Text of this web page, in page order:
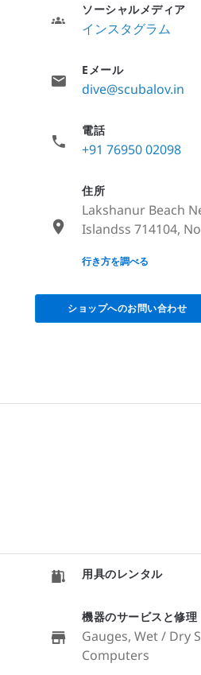
ソーシャルメディア
インスタグラム
Eメール
dive@scubalov.in
電話
+91 76950 02098
住所
Lakshanur Beach
Islandss 714104,
None
行き方を調べる
ショップへのお問い合わせ
用具のレンタル
機器のサービスと修理
Gauges, Wet / Dry
Computers